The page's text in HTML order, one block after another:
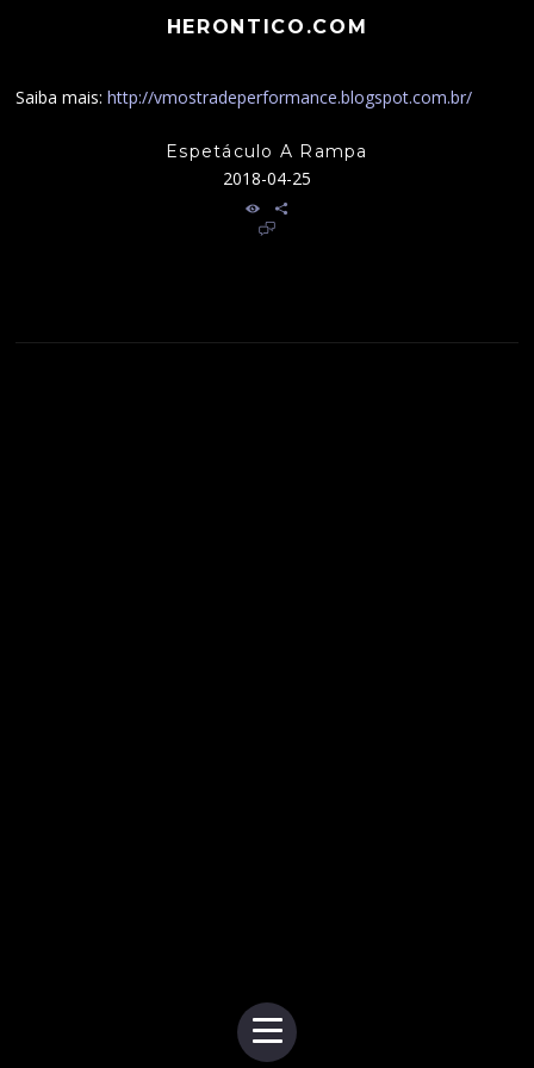
HERONTICO.COM
Saiba mais:http://vmostradeperformance.blogspot.com.br/
Espetáculo A Rampa
2018-04-25